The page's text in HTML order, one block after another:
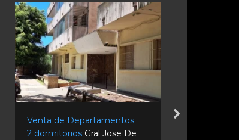
Venta de Departamentos
2 dormitorios Gral Jose De